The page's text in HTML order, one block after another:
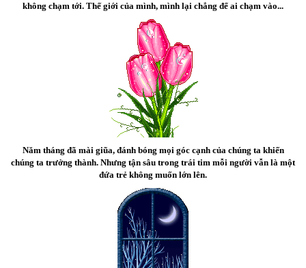
không chạm tới. Thế giới của mình, mình lại chẳng để ai chạm vào...
Năm tháng đã mài giũa, đánh bóng mọi góc cạnh của chúng ta khiến
chúng ta trưởng thành. Nhưng tận sâu trong trái tim mỗi người vẫn là một
đứa trẻ không muốn lớn lên.